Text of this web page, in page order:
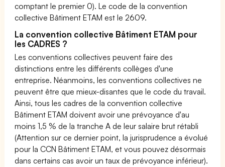
comptant le premier 0). Le code de la convention
collective Bâtiment ETAM est le 2609.
La convention collective Bâtiment ETAM pour
les CADRES ?
Les conventions collectives peuvent faire des
distinctions entre les différents collèges d'une
entreprise. Néanmoins, les conventions collectives ne
peuvent être que mieux-disantes que le code du travail.
Ainsi, tous les cadres de la convention collective
Bâtiment ETAM doivent avoir une prévoyance d'au
moins 1,5 % de la tranche A de leur salaire brut rétabli
(Attention sur ce dernier point, la jurisprudence a évolué
pour la CCN Bâtiment ETAM, et vous pouvez désormais
dans certains cas avoir un taux de prévoyance inférieur).